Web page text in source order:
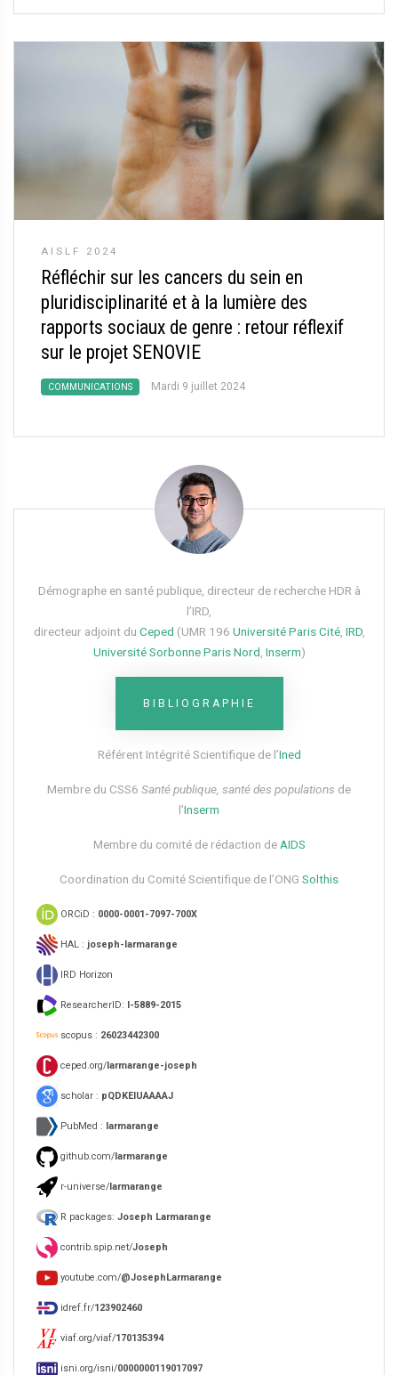
AISLF 2024
Réfléchir sur les cancers du sein en
pluridisciplinarité et à la lumière des
rapports sociaux de genre : retour réflexif
sur le projet SENOVIE
COMMUNICATIONS Mardi 9 juillet 2024
Démographe en santé publique, directeur de recherche HDR à
l’IRD,
directeur adjoint du Ceped (UMR 196 Université Paris Cité, IRD,
Université Sorbonne Paris Nord Inserm)
BIBLIOGRAPHIE
Référent Intégrité Scientifique de l’Ined
Membre du CSS6​ Santé publique, santé des populations de
l’Inserm
Membre du comité de rédaction de AIDS
Coordination du Comité Scientifique de l’ONG Solthis
ORCiD : 0000-0001-7097-700X
HAL : joseph-larmarange
IRD Horizon
ResearcherID: I-5889-2015
scopus : 26023442300
ceped.org/larmarange-joseph
scholar : pQDKEIUAAAAJ
PubMed : larmarange
github.com/larmarange
r-universe/larmarange
R packages: Joseph Larmarange
contrib.spip.net/Joseph
youtube.com/@JosephLarmarange
idref.fr/123902460
viaf.org/viaf/170135394
isni.org/isni/0000000119017097